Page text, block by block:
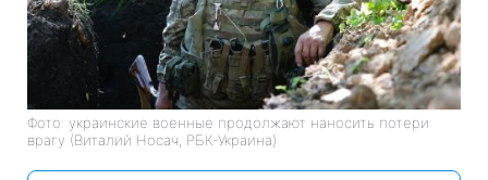
Фото: украинские военные продолжают наносить потери
врагу (Виталий Носач, РБК-Украина)